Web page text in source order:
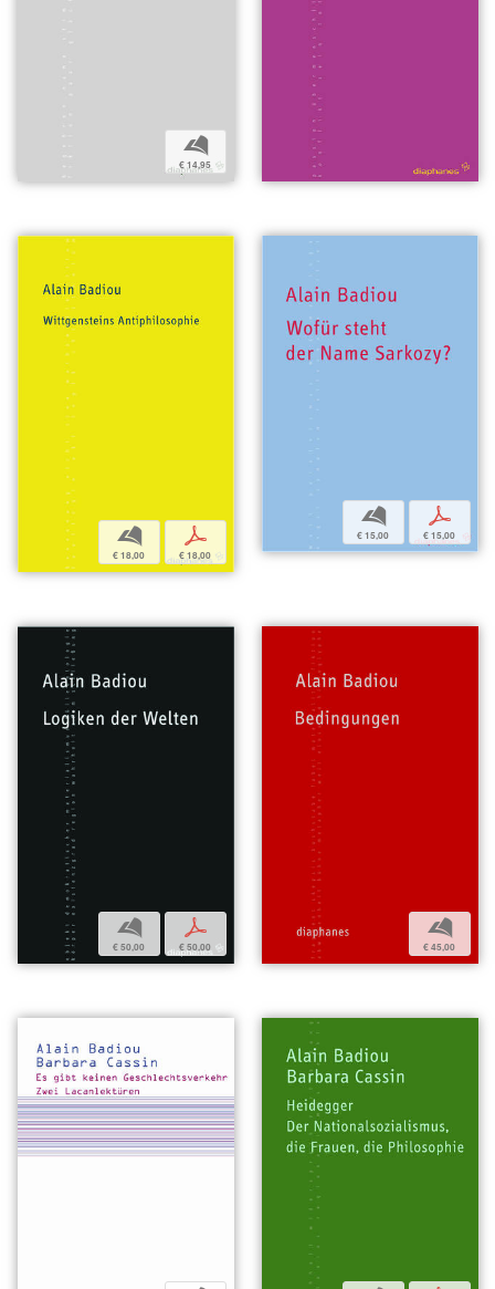
b
€ 14,95
b
€ 18,00
p
€ 18,00
b
€ 15,00
p
€ 15,00
b
€ 50,00
p
€ 50,00
b
€ 45,00